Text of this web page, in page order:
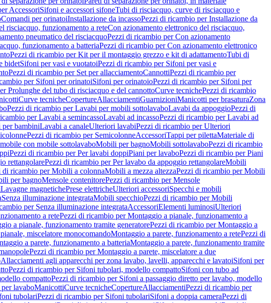
AccessoriSifoni e accessori sifoneTubi di risciacquo, curve di risciacquo e
Comandi per orinatoiInstallazione da incassoPezzi di ricambio per Installazione da
risciacquo, funzionamento a reteCon azionamento elettronico del risciacquo,
pneumatico del risciacquoPezzi di ricambio per Con azionamento
funzionamento a batteriaPezzi di ricambio per Con azionamento elettronico
Pezzi di ricambio per Kit per il montaggio grezzo e kit di adattamentoTubi di
bidetSifoni per vasi e vuotatoiPezzi di ricambio per Sifoni per vasi e
Pezzi di ricambio per Set per allacciamentoCannottiPezzi di ricambio per
per Sifoni per orinatoiSifoni per orinatoioPezzi di ricambio per Sifoni per
Prolunghe del tubo di risciacquo e del cannottoCurve tecnichePezzi di ricambio
Curve tecnicheCopertureAllacciamentiGuarnizioniManicotti per brasaturaZona
Pezzi di ricambio per Lavabi per mobili sottolavaboLavabi da appoggioPezzi di
per Lavabi a semincassoLavabi ad incassoPezzi di ricambio per Lavabi ad
bambiniLavabi a canaleUlteriori lavabiPezzi di ricambio per Ulteriori
Pezzi di ricambio per SemicolonneAccessoriTappi per pilettaMateriale di
con mobile sottolavaboMobili per bagnoMobili sottolavaboPezzi di ricambio
Pezzi di ricambio per Per lavabi doppiPiani per lavaboPezzi di ricambio per Piani
rettangolarePezzi di ricambio per Per lavabo da appoggio rettangolareMobili
di ricambio per Mobili a colonnaMobili a mezza altezzaPezzi di ricambio per Mobili
per bagnoMensole contenitorePezzi di ricambio per Mensole
Lavagne magnetichePrese elettricheUlteriori accessoriSpecchi e mobili
Senza illuminazione integrataMobili specchioPezzi di ricambio per Mobili
per Senza illuminazione integrataAccessoriElementi luminosiUlteriori
a retePezzi di ricambio per Montaggio a pianale, funzionamento a
a pianale, funzionamento tramite generatorePezzi di ricambio per Montaggio a
miscelatore monocomandoMontaggio a parete, funzionamento a retePezzi di
a parete, funzionamento a batteriaMontaggio a parete, funzionamento tramite
Pezzi di ricambio per Montaggio a parete, miscelatore a due
Allacciamenti agli apparecchi per zona lavabo, lavelli, apparecchi e lavatoiSifoni per
Pezzi di ricambio per Sifoni tubolari, modello compattoSifoni con tubo ad
compattoPezzi di ricambio per Sifoni a passaggio diretto per lavabo, modello
lavaboManicottiCurve tecnicheCopertureAllacciamentiPezzi di ricambio per
tubolariPezzi di ricambio per Sifoni tubolariSifoni a doppia cameraPezzi di